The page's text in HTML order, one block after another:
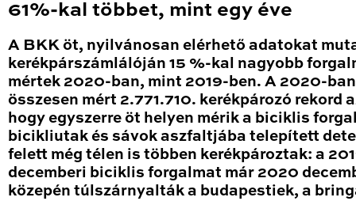
61%-kal többet, mint egy éve
A BKK öt, nyilvánosan elérhető adatokat
kerékpárszámlálóján 15 %-kal nagyobb
mértek 2020-ban, mint 2019-ben. A 2020-ban
összesen mért 2.771.710. kerékpározó rekord
hogy egyszerre öt helyen mérik a biciklis
bicikliutak és sávok aszfaltjába telepített
felett még télen is többen kerékpároztak: a
decemberi biciklis forgalmat már 2020
közepén túlszárnyalták a budapestiek, a